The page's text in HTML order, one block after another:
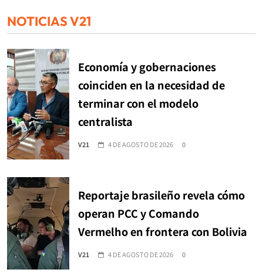
NOTICIAS V21
Economía y gobernaciones
coinciden en la necesidad de
terminar con el modelo
centralista
V21 4 DE AGOSTO DE 2026 0
Reportaje brasileño revela cómo
operan PCC y Comando
Vermelho en frontera con Bolivia
V21 4 DE AGOSTO DE 2026 0